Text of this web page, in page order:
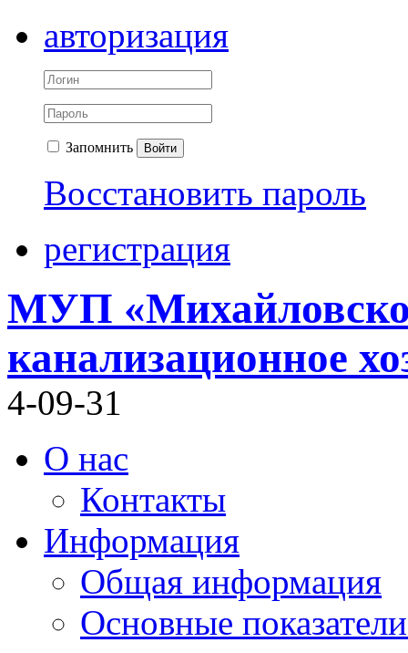
авторизация
Запомнить Войти
Восстановить пароль
регистрация
МУП
канализационное
4-09-31
О нас
Контакты
Информация
Общая информация
Основные